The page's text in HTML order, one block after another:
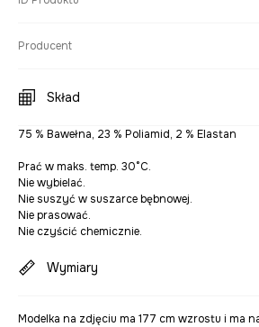
Producent
Skład
75 % Bawełna, 23 % Poliamid, 2 % Elastan
Prać w maks. temp. 30°C.
Nie wybielać.
Nie suszyć w suszarce bębnowej.
Nie prasować.
Nie czyścić chemicznie.
Wymiary
Modelka na zdjęciu ma 177 cm wzrostu i ma